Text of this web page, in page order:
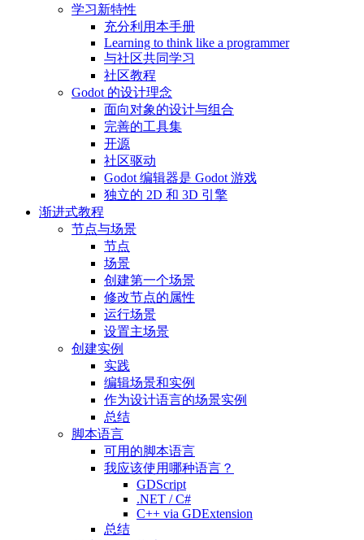
学习新特性
充分利用本手册
Learning to think like a programmer
与社区共同学习
社区教程
Godot 的设计理念
面向对象的设计与组合
完善的工具集
开源
社区驱动
Godot 编辑器是 Godot 游戏
独立的 2D 和 3D 引擎
渐进式教程
节点与场景
节点
场景
创建第一个场景
修改节点的属性
运行场景
设置主场景
创建实例
实践
编辑场景和实例
作为设计语言的场景实例
总结
脚本语言
可用的脚本语言
我应该使用哪种语言？
GDScript
.NET / C#
C++ via GDExtension
总结